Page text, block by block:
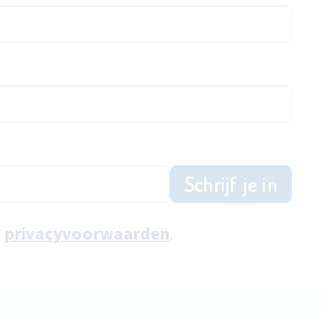
Schrijf je in
privacyvoorwaarden.